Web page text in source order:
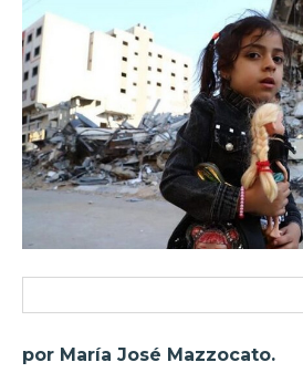
por María José Mazzocato.